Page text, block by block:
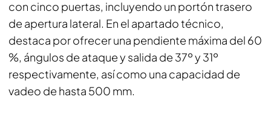
con cinco puertas, incluyendo un portón trasero
de apertura lateral. En el apartado técnico,
destaca por ofrecer una pendiente máxima del 60
%, ángulos de ataque y salida de 37º y 31º
respectivamente, así como una capacidad de
vadeo de hasta 500 mm.